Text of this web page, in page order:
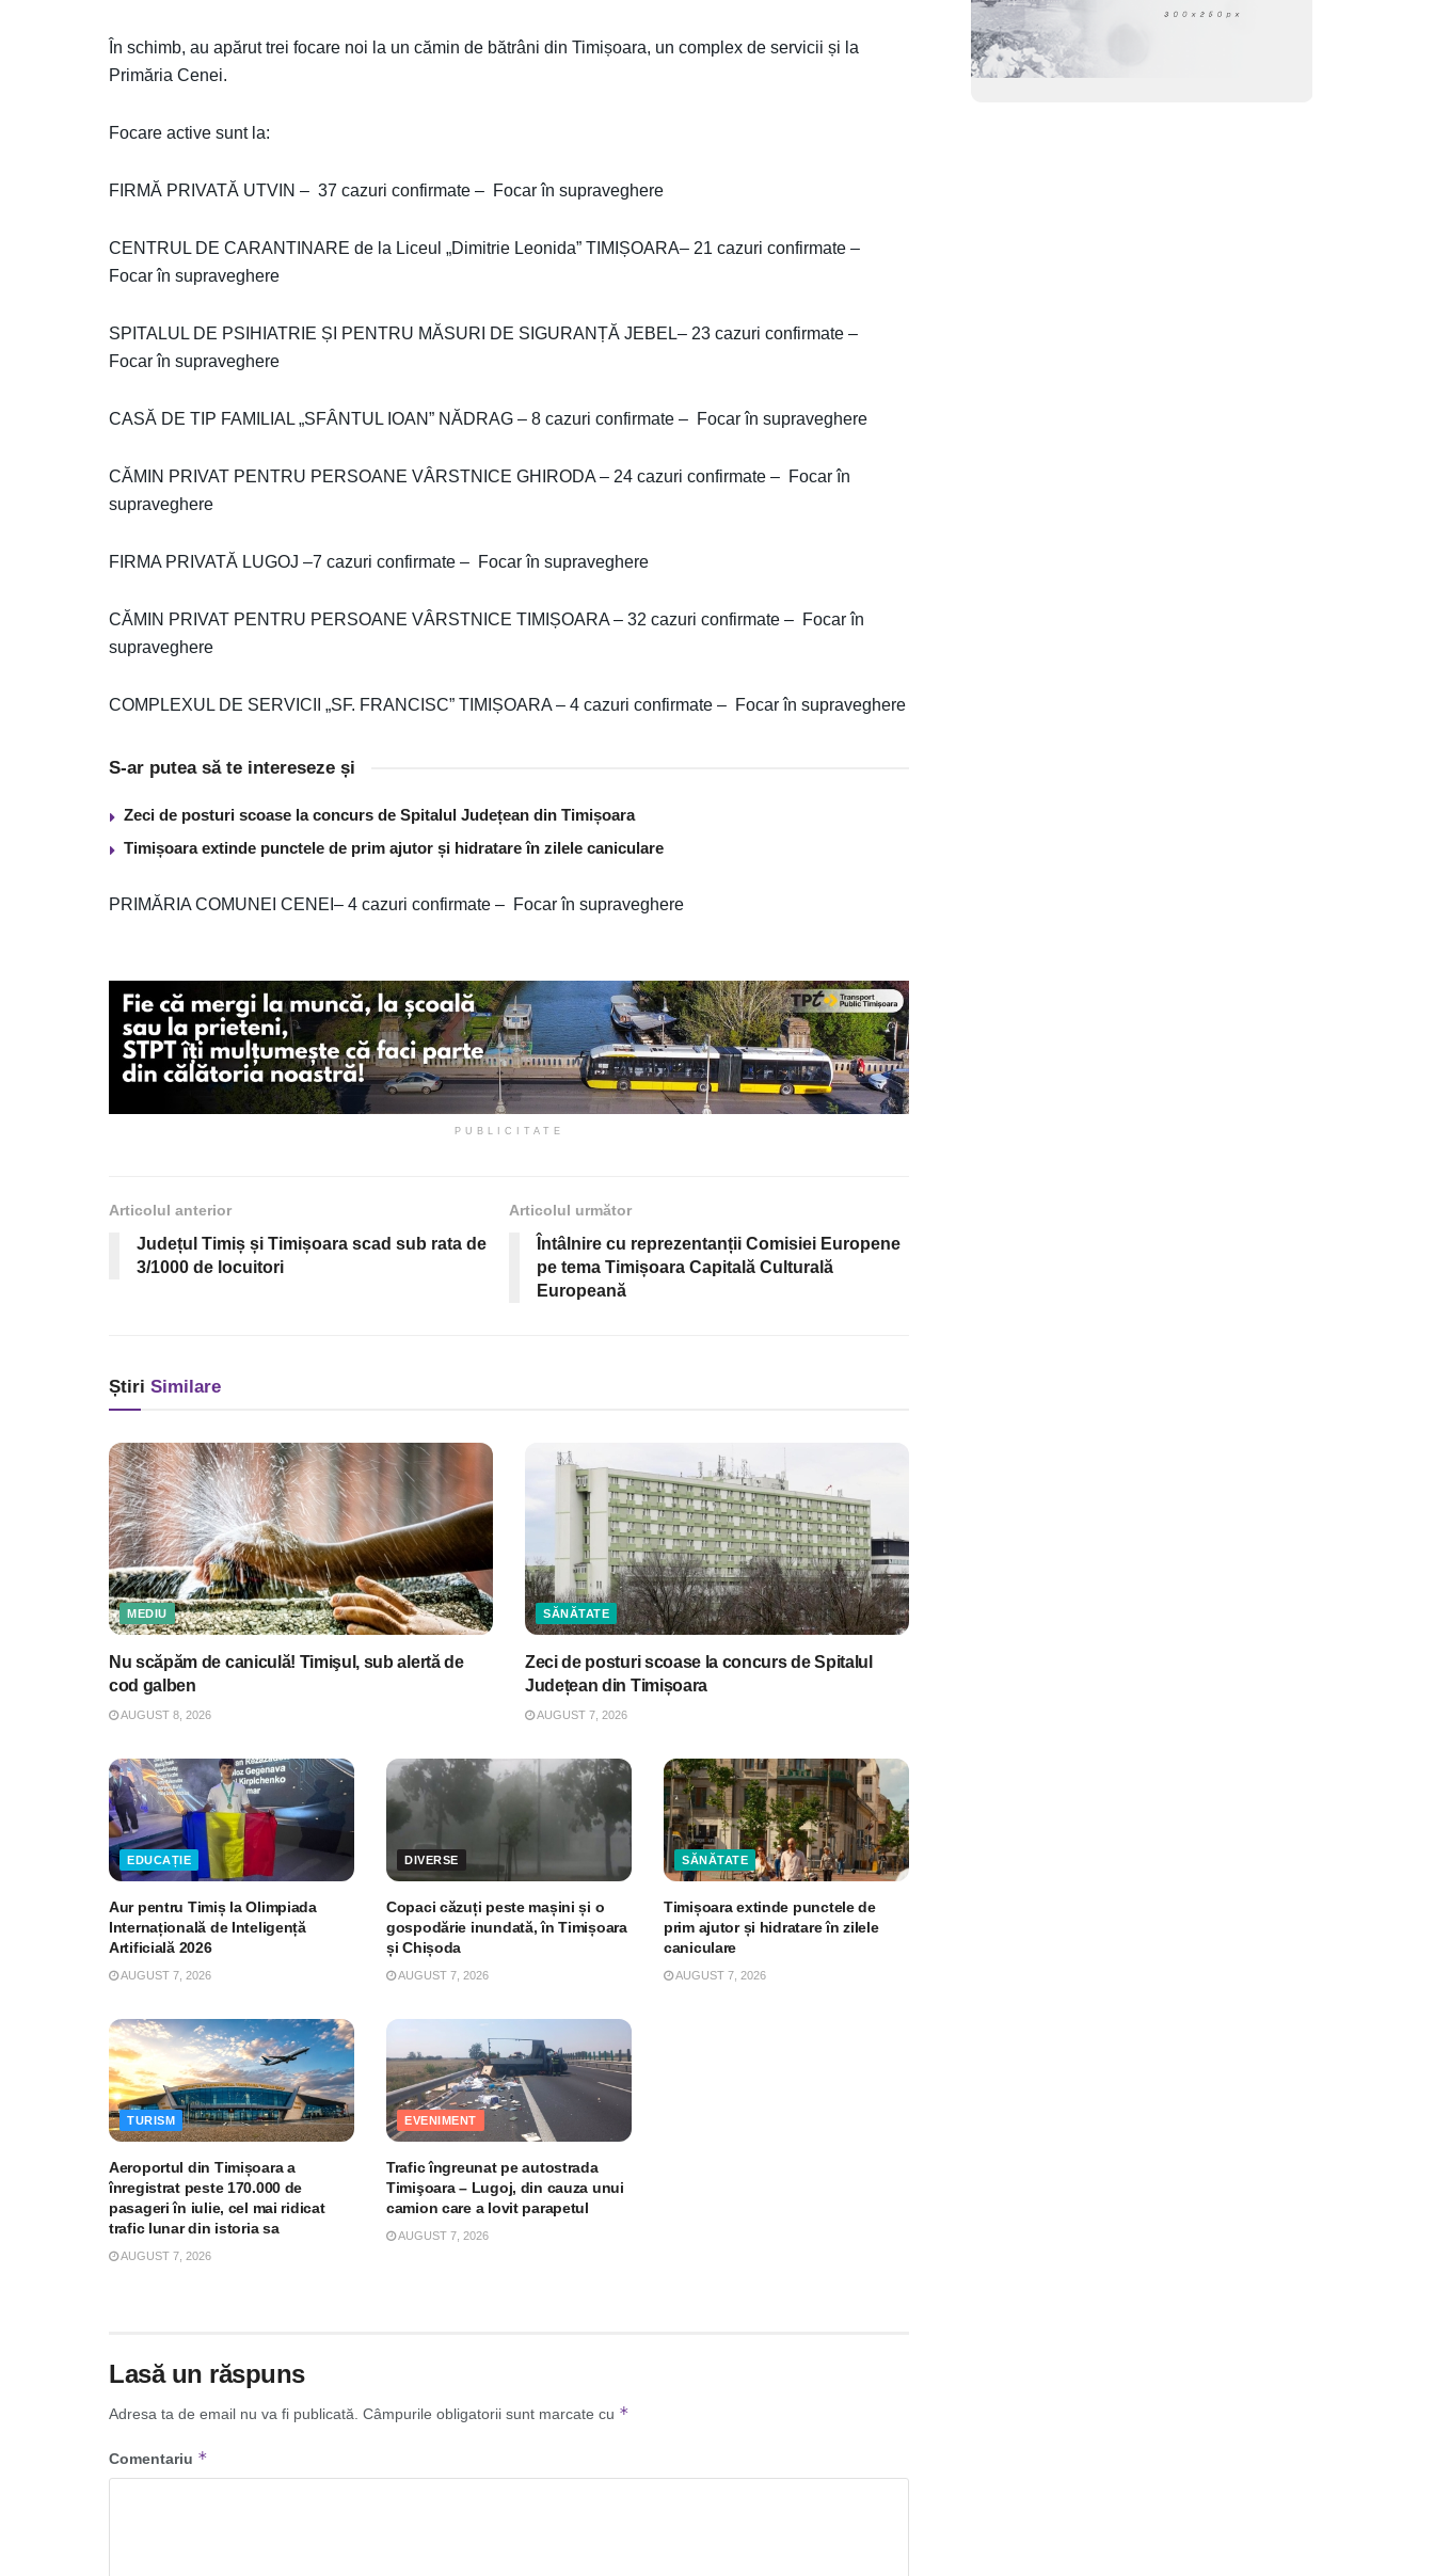
În schimb, au apărut trei focare noi la un cămin de bătrâni din Timișoara, un complex de servicii și la
Primăria Cenei.
Focare active sunt la:
FIRMĂ PRIVATĂ UTVIN – 37 cazuri confirmate – Focar în supraveghere
CENTRUL DE CARANTINARE de la Liceul „Dimitrie Leonida” TIMIȘOARA– 21 cazuri confirmate –
Focar în supraveghere
SPITALUL DE PSIHIATRIE ȘI PENTRU MĂSURI DE SIGURANȚĂ JEBEL– 23 cazuri confirmate –
Focar în supraveghere
CASĂ DE TIP FAMILIAL „SFÂNTUL IOAN” NĂDRAG – 8 cazuri confirmate – Focar în supraveghere
CĂMIN PRIVAT PENTRU PERSOANE VÂRSTNICE GHIRODA – 24 cazuri confirmate – Focar în
supraveghere
FIRMA PRIVATĂ LUGOJ –7 cazuri confirmate – Focar în supraveghere
CĂMIN PRIVAT PENTRU PERSOANE VÂRSTNICE TIMIȘOARA – 32 cazuri confirmate – Focar în
supraveghere
COMPLEXUL DE SERVICII „SF. FRANCISC” TIMIȘOARA – 4 cazuri confirmate – Focar în supraveghere
S-ar putea să te intereseze și
Zeci de posturi scoase la concurs de Spitalul Județean din Timișoara
Timișoara extinde punctele de prim ajutor și hidratare în zilele caniculare
PRIMĂRIA COMUNEI CENEI– 4 cazuri confirmate – Focar în supraveghere
PUBLICITATE
Articolul anterior
Județul Timiș și Timișoara scad sub rata de
3/1000 de locuitori
Articolul următor
Întâlnire cu reprezentanții Comisiei Europene
pe tema Timișoara Capitală Culturală
Europeană
Știri Similare
MEDIU
Nu scăpăm de caniculă! Timişul, sub alertă de
cod galben
AUGUST 8, 2026
SĂNĂTATE
Zeci de posturi scoase la concurs de Spitalul
Județean din Timișoara
AUGUST 7, 2026
EDUCAȚIE
Aur pentru Timiș la Olimpiada
Internațională de Inteligență
Artificială 2026
AUGUST 7, 2026
DIVERSE
Copaci căzuți peste mașini și o
gospodărie inundată, în Timișoara
și Chișoda
AUGUST 7, 2026
SĂNĂTATE
Timișoara extinde punctele de
prim ajutor și hidratare în zilele
caniculare
AUGUST 7, 2026
TURISM
Aeroportul din Timișoara a
înregistrat peste 170.000 de
pasageri în iulie, cel mai ridicat
trafic lunar din istoria sa
AUGUST 7, 2026
EVENIMENT
Trafic îngreunat pe autostrada
Timişoara – Lugoj, din cauza unui
camion care a lovit parapetul
AUGUST 7, 2026
Lasă un răspuns
Adresa ta de email nu va fi publicată. Câmpurile obligatorii sunt marcate cu *
Comentariu *